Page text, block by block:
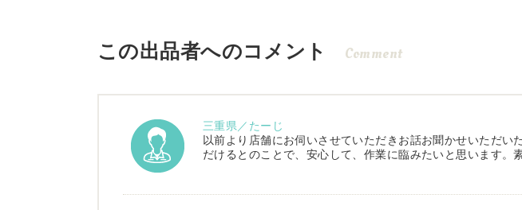
この出品者へのコメント Comment
三重県／たーじ
以前より店舗にお伺いさせていただきお話お聞かせいただ
だけるとのことで、安心して、作業に臨みたいと思います。